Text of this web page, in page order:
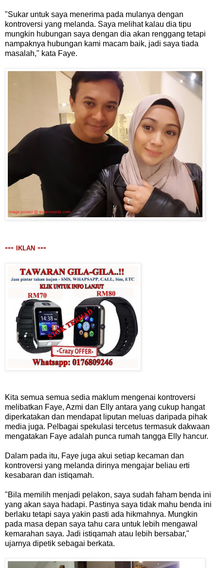
"Sukar untuk saya menerima pada mulanya dengan
kontroversi yang melanda. Saya melihat kalau dia tipu
mungkin hubungan saya dengan dia akan renggang tetapi
nampaknya hubungan kami macam baik, jadi saya tiada
masalah," kata Faye.
--- IKLAN ---
Kita semua semua sedia maklum mengenai kontroversi
melibatkan Faye, Azmi dan Elly antara yang cukup hangat
diperkatakan dan mendapat liputan meluas daripada pihak
media juga. Pelbagai spekulasi tercetus termasuk dakwaan
mengatakan Faye adalah punca rumah tangga Elly hancur.
Dalam pada itu, Faye juga akui setiap kecaman dan
kontroversi yang melanda dirinya mengajar beliau erti
kesabaran dan istiqamah.
"Bila memilih menjadi pelakon, saya sudah faham benda ini
yang akan saya hadapi. Pastinya saya tidak mahu benda ini
berlaku tetapi saya yakin pasti ada hikmahnya. Mungkin
pada masa depan saya tahu cara untuk lebih mengawal
kemarahan saya. Jadi istiqamah atau lebih bersabar,"
ujarnya dipetik sebagai berkata.